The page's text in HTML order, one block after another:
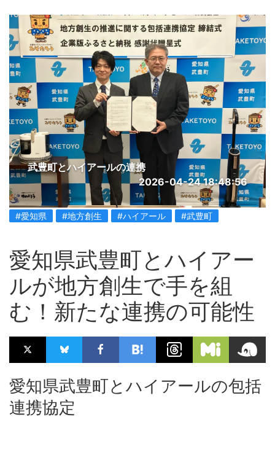
武豊町とハイアールの連携
2026-04-24 18:48:56
#愛知県 #地方創生 #ハイアール #武豊町
愛知県武豊町とハイアー
ルが地方創生で手を組
む！新たな連携の可能性
愛知県武豊町とハイアールの包括
連携協定